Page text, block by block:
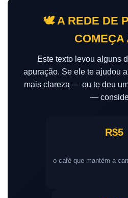
🕊️ A REDE DE
COMEÇA
Este texto levou alguns
apuração. Se ele te ajudou
mais clareza — ou te deu
—
R$5
o café que mantém a